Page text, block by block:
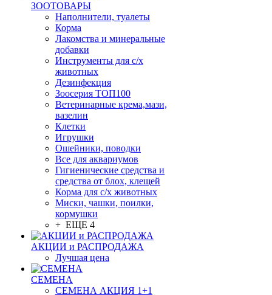
ЗООТОВАРЫ
Наполнители, туалеты
Корма
Лакомства и минеральные
добавки
Инструменты для с/х
животных
Дезинфекция
Зоосерия ТОП100
Ветеринарные крема,мази,
вазелин
Клетки
Игрушки
Ошейники, поводки
Все для аквариумов
Гигиенические средства и
средства от блох, клещей
Корма для с/х животных
Миски, чашки, поилки,
кормушки
+ ЕЩЕ 4
АКЦИИ и РАСПРОДАЖА
Лучшая цена
СЕМЕНА
СЕМЕНА АКЦИЯ 1+1